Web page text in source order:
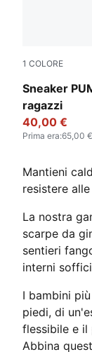
1 COLORE
Sneaker
ragazzi
PUMA
40,00 €
Prima era:65,00 €
Mantieni
resistere
La nostra
scarpe da
sentieri
interni
I bambini
piedi, di
flessibile e il
Abbina